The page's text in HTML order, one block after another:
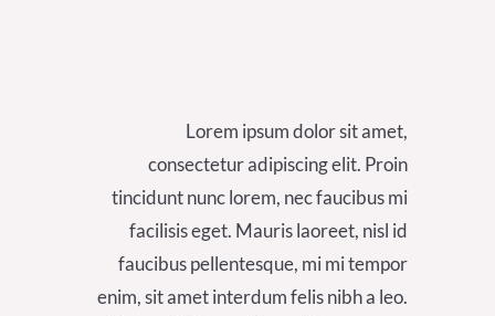
Lorem ipsum dolor sit amet,
consectetur adipiscing elit. Proin
tincidunt nunc lorem, nec faucibus mi
facilisis eget. Mauris laoreet, nisl id
faucibus pellentesque, mi mi tempor
enim, sit amet interdum felis nibh a leo.